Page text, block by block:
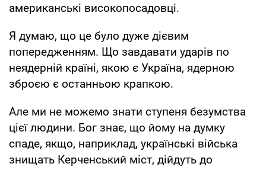
американські високопосадовці.
Я думаю, що це було дуже дієвим
попередженням. Що завдавати ударів по
неядерній країні, якою є Україна, ядерною
зброєю є останньою крапкою.
Але ми не можемо знати ступеня безумства
цієї людини. Бог знає, що йому на думку
спаде, якщо, наприклад, українські війська
знищать Керченський міст, дійдуть до